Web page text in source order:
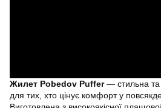
Жилет Pobedov Puffer— стильна та
для тих, хто цінує комфорт у